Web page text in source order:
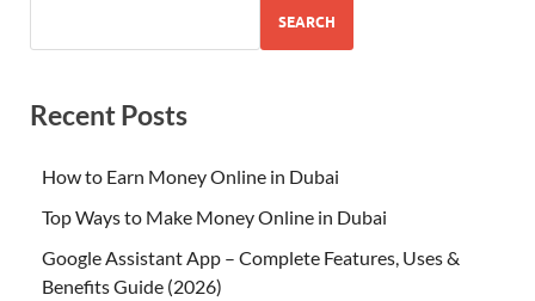
SEARCH
Recent Posts
How to Earn Money Online in Dubai
Top Ways to Make Money Online in Dubai
Google Assistant App – Complete Features, Uses &
Benefits Guide (2026)